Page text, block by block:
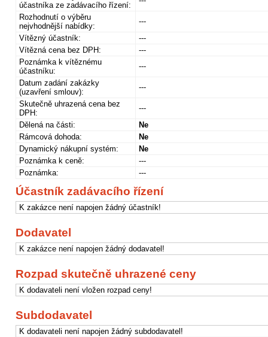
účastníka ze zadávacího řízení:
Rozhodnutí o výběru
nejvhodnější nabídky:
---
Vítězný účastník:
---
Vítězná cena bez DPH:
---
Poznámka k vítěznému
účastníku:
---
Datum zadání zakázky
(uzavření smlouv):
---
Skutečně uhrazená cena bez
DPH:
---
Dělená na části:
Ne
Rámcová dohoda:
Ne
Dynamický nákupní systém:
Ne
Poznámka k ceně:
---
Poznámka:
---
Účastník zadávacího řízení
K zakázce není napojen žádný účastník!
Dodavatel
K zakázce není napojen žádný dodavatel!
Rozpad skutečně uhrazené ceny
K dodavateli není vložen rozpad ceny!
Subdodavatel
K dodavateli není napojen žádný subdodavatel!